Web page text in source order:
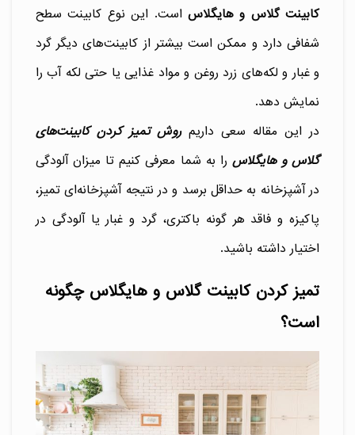
کابینت گلاس و هایگلاس است. این نوع کابینت سطح
شفافی دارد و ممکن است بیشتر از کابینت‌های دیگر گرد
و غبار و لکه‌های زرد روغن و مواد غذایی یا حتی لکه آب را
نمایش دهد.
در این مقاله سعی داریمروش تمیز کردن کابینت‌های
گلاس و هایگلاس را به شما معرفی کنیم تا میزان آلودگی
در آشپزخانه به حداقل برسد و در نتیجه آشپزخانه‌ای تمیز،
پاکیزه و فاقد هر گونه باکتری، گرد و غبار یا آلودگی در
اختیار داشته باشید.
تمیز کردن کابینت گلاس و هایگلاس چگونه
است؟